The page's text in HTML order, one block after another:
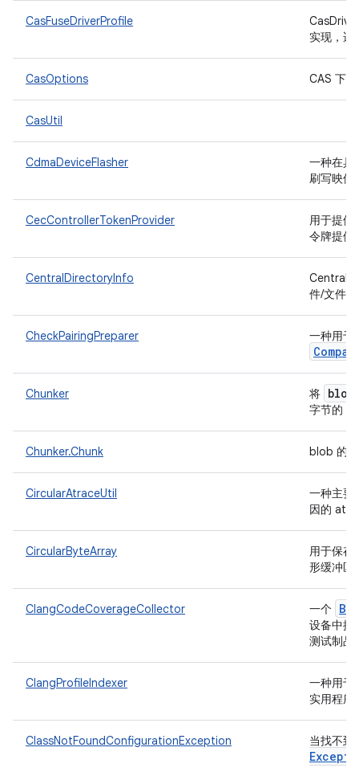
CasFuseDriverProfile
实现，适
CasOptions CAS 下
CasUtil
CdmaDeviceFlasher
一种在具
刷写映
CecControllerTokenProvider
用于提供
令牌提供
CentralDirectoryInfo
件/文件
CheckPairingPreparer 一种用于
Chunker 将 blob
字节的
Chunker.Chunk blob 的
CircularAtraceUtil
一种主要
因的
CircularByteArray
用于保存
形缓冲区
ClangCodeCoverageCollector 一个
设备中提
测试制
ClangProfileIndexer
一种用于
实用程
ClassNotFoundConfigurationException 当找不到